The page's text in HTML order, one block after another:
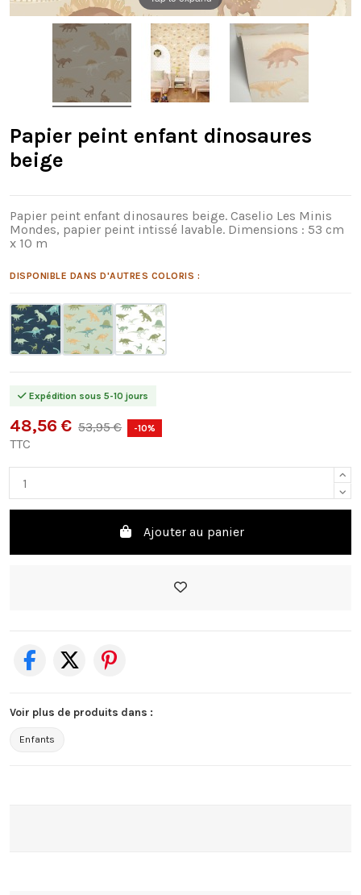
Papier peint enfant dinosaures
beige
Papier peint enfant dinosaures beige. Caselio Les Minis
Mondes, papier peint intissé lavable. Dimensions : 53 cm
x 10 m
DISPONIBLE DANS D'AUTRES COLORIS :
Expédition sous 5-10 jours
48,56 € 53,95 € -10%
TTC
Ajouter au panier
Voir plus de produits dans :
Enfants